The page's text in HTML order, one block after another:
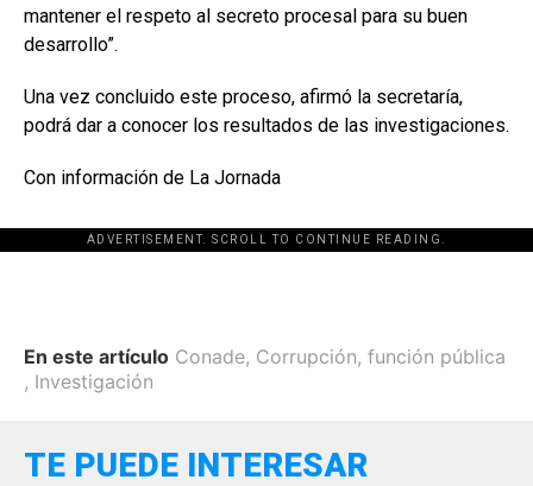
mantener el respeto al secreto procesal para su buen
desarrollo”.
Una vez concluido este proceso, afirmó la secretaría,
podrá dar a conocer los resultados de las investigaciones.
Con información de La Jornada
ADVERTISEMENT. SCROLL TO CONTINUE READING.
En este artículo Conade, Corrupción, función pública
, Investigación
TE PUEDE INTERESAR